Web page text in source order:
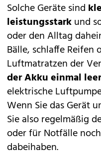
Solche Geräte sind
leistungsstarkund
oder den Alltag
Bälle, schlaffe Reifen
Luftmatratzen der
der Akku einmal leer
elektrische
Wenn Sie das Gerät
Sie also regelmäßig
oder für Notfälle
dabeihaben.